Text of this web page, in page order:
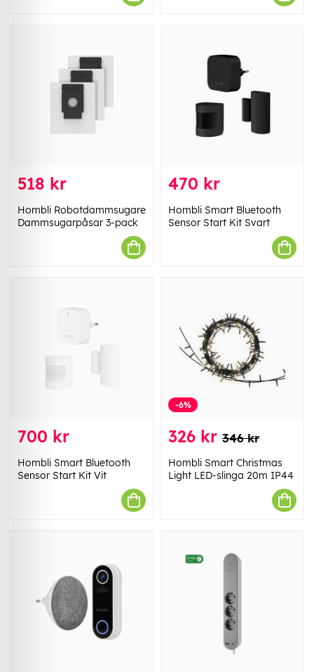
518 kr
Hombli Robotdammsugare
Dammsugarpåsar 3-pack
470 kr
Hombli Smart Bluetooth
Sensor Start Kit Svart
700 kr
Hombli Smart Bluetooth
Sensor Start Kit Vit
-6%
326 kr 346 kr
Hombli Smart Christmas
Light LED-slinga 20m IP44